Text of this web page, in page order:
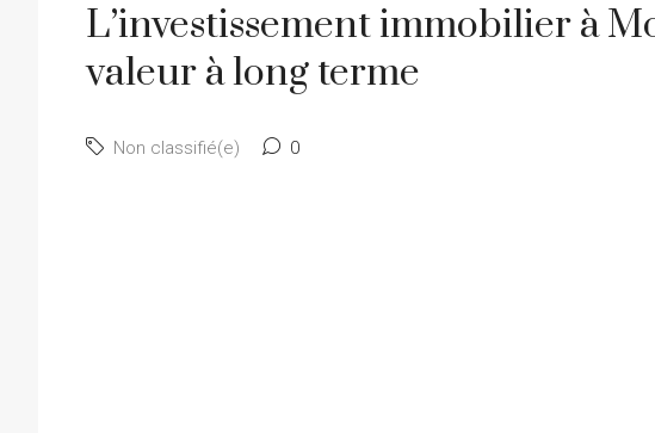
L’investissement immobilier à
valeur à long terme
Non classifié(e) 0